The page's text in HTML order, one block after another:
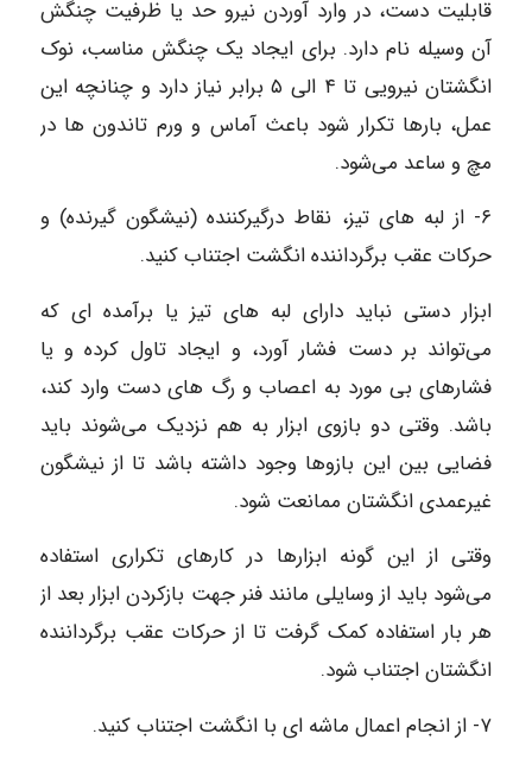
قابلیت دست، در وارد آوردن نیرو حد یا ظرفیت چنگش
آن وسیله نام دارد. برای ایجاد یک چنگش مناسب، نوک
انگشتان نیرویی تا ۴ الی ۵ برابر نیاز دارد و چنانچه این
عمل، بارها تکرار شود باعث آماس و ورم تاندون ها در
مچ و ساعد می‌شود.
۶- از لبه‌ های تیز، نقاط درگیرکننده (نیشگون گیرنده) و
حرکات عقب برگرداننده انگشت اجتناب کنید.
ابزار دستی نباید دارای لبه‌ های تیز یا برآمده‌ ای که
می‌تواند بر دست فشار آورد، و ایجاد تاول کرده و یا
فشارهای بی‌ مورد به اعصاب و رگ های دست وارد کند،
باشد. وقتی دو بازوی ابزار به هم نزدیک می‌شوند باید
فضایی بین این بازوها وجود داشته باشد تا از نیشگون
غیرعمدی انگشتان ممانعت شود.
وقتی از این گونه ابزارها در کارهای تکراری استفاده
می‌شود باید از وسایلی مانند فنر جهت بازکردن ابزار بعد از
هر بار استفاده کمک گرفت تا از حرکات عقب برگرداننده
انگشتان اجتناب شود.
۷- از انجام اعمال ماشه‌ ای با انگشت اجتناب کنید.